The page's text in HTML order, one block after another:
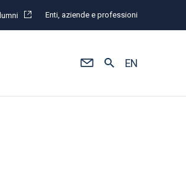
Enti, aziende e professioni
EN